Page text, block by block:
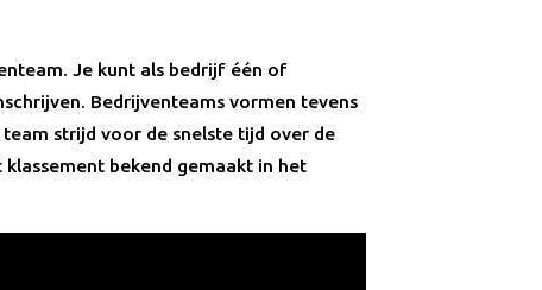
Je kunt als bedrijf één of
Bedrijventeams vormen tevens
strijd voor de snelste tijd over de
bekend gemaakt in het